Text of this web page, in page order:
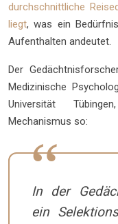
durchschnittliche
liegt, was ein
Aufenthalten andeutet.
Der
Medizinische
Universität
Mechanismus so:
In der
ein